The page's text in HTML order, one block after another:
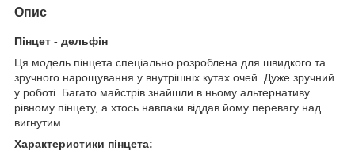
Опис
Пінцет - дельфін
Ця модель пінцета спеціально розроблена для швидкого та
зручного нарощування у внутрішніх кутах очей. Дуже зручний
у роботі. Багато майстрів знайшли в ньому альтернативу
рівному пінцету, а хтось навпаки віддав йому перевагу над
вигнутим.
Характеристики пінцета: